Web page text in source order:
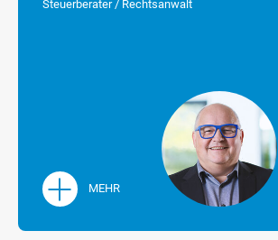
Steuerberater / Rechtsanwalt
MEHR